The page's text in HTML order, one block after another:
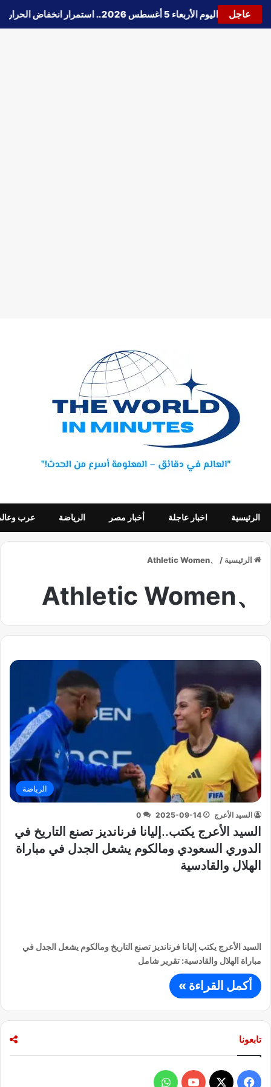
عاجل
حالة الطقس اليوم الأربعاء 5 أغسطس 2026.. استمرار انخفاض الحرارة وتحذيرات من الشبورة واضطراب الملاحة
الرئيسية اخبار عاجلة أخبار مصر الرياضة عرب
الرئيسية /
、Athletic Women
、Athletic Women
الرياضة
السيد الأعرج 2025-09-14
0
السيد الأعرج يكتب..إليانا فرنانديز تصنع التاريخ في
الدوري السعودي ومالكوم يشعل الجدل في مباراة
الهلال والقادسية
السيد الأعرج يكتب إليانا فرنانديز تصنع التاريخ ومالكوم يشعل الجدل في
مباراة الهلال والقادسية: تقرير شامل
أكمل القراءة »
تابعونا